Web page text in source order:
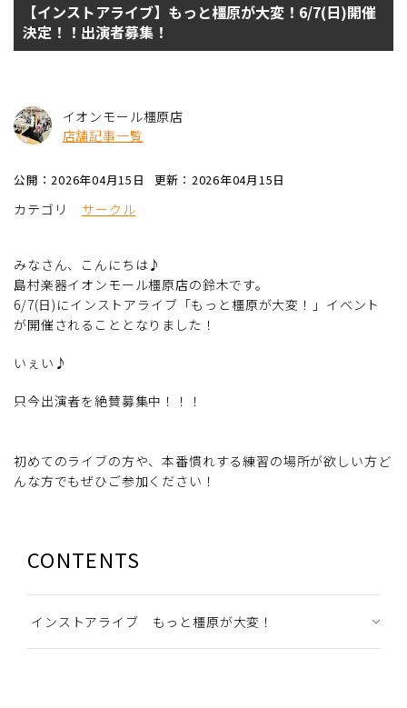
【インストアライブ】もっと橿原が大変！6/7(日)開催
決定！！出演者募集！
イオンモール橿原店
店舗記事一覧
公開：2026年04月15日 更新：2026年04月15日
カテゴリ サークル
みなさん、こんにちは♪
島村楽器イオンモール橿原店の鈴木です。
6/7(日)にインストアライブ「もっと橿原が大変！」イベント
が開催されることとなりました！
いぇい♪
只今出演者を絶賛募集中！！！
初めてのライブの方や、本番慣れする練習の場所が欲しい方ど
んな方でもぜひご参加ください！
CONTENTS
インストアライブ もっと橿原が大変！